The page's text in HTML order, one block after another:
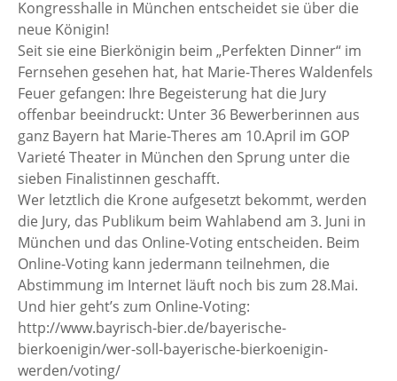
Kongresshalle in München entscheidet sie über die
neue Königin!
Seit sie eine Bierkönigin beim „Perfekten Dinner“ im
Fernsehen gesehen hat, hat Marie-Theres Waldenfels
Feuer gefangen: Ihre Begeisterung hat die Jury
offenbar beeindruckt: Unter 36 Bewerberinnen aus
ganz Bayern hat Marie-Theres am 10.April im GOP
Varieté Theater in München den Sprung unter die
sieben Finalistinnen geschafft.
Wer letztlich die Krone aufgesetzt bekommt, werden
die Jury, das Publikum beim Wahlabend am 3. Juni in
München und das Online-Voting entscheiden. Beim
Online-Voting kann jedermann teilnehmen, die
Abstimmung im Internet läuft noch bis zum 28.Mai.
Und hier geht’s zum Online-Voting:
http://www.bayrisch-bier.de/bayerische-
bierkoenigin/wer-soll-bayerische-bierkoenigin-
werden/voting/